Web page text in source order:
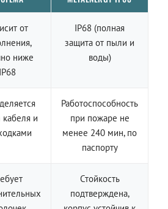
от
ниже
IP68
IP68 (полная
защита от пыли и
воды)
и
Работоспособность
при пожаре не
менее 240 мин, по
паспорту
Стойкость
подтверждена,